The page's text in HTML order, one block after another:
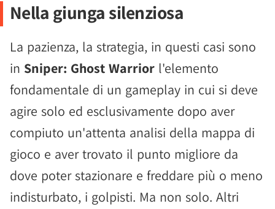
Nella giunga silenziosa
La pazienza, la strategia, in questi casi sono
in Sniper: Ghost Warrior l'elemento
fondamentale di un gameplay in cui si deve
agire solo ed esclusivamente dopo aver
compiuto un'attenta analisi della mappa di
gioco e aver trovato il punto migliore da
dove poter stazionare e freddare più o meno
indisturbato, i golpisti. Ma non solo. Altri